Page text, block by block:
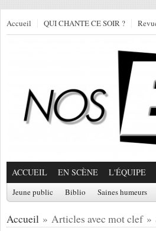
Accueil QUI CHANTE CE SOIR ?
ACCUEIL EN SCÈNE L'ÉQUIPE
Jeune public Biblio Saines humeurs
Accueil » Articles avec mot clef »